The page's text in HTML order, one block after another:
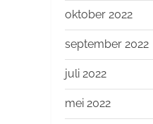
oktober 2022
september 2022
juli 2022
mei 2022